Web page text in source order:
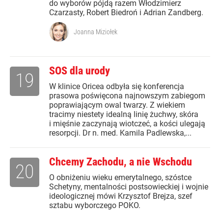
do wyborów pójdą razem Włodzimierz
Czarzasty, Robert Biedroń i Adrian Zandberg.
Joanna Miziołek
SOS dla urody
W klinice Oricea odbyła się konferencja
prasowa poświęcona najnowszym zabiegom
poprawiającym owal twarzy. Z wiekiem
tracimy niestety idealną linię żuchwy, skóra
i mięśnie zaczynają wiotczeć, a kości ulegają
resorpcji. Dr n. med. Kamila Padlewska,...
19
Chcemy Zachodu, a nie Wschodu
O obniżeniu wieku emerytalnego, szóstce
Schetyny, mentalności postsowieckiej i wojnie
ideologicznej mówi Krzysztof Brejza, szef
sztabu wyborczego POKO.
20